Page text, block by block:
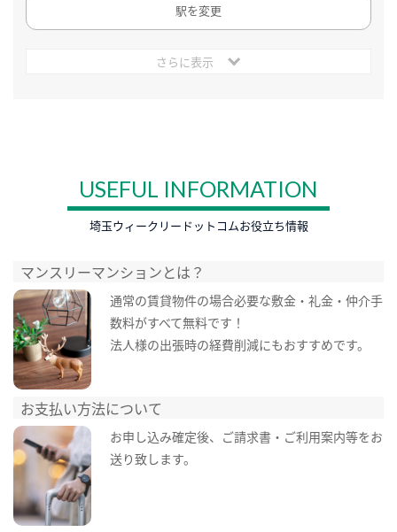
駅を変更
さらに表示
USEFUL INFORMATION
埼玉ウィークリードットコムお役立ち情報
マンスリーマンションとは？
通常の賃貸物件の場合必要な敷金・礼金・仲介手
数料がすべて無料です！
法人様の出張時の経費削減にもおすすめです。
お支払い方法について
お申し込み確定後、ご請求書・ご利用案内等をお
送り致します。